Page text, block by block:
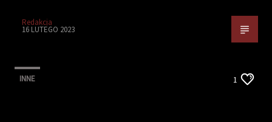
Redakcja
16 LUTEGO 2023
INNE 1